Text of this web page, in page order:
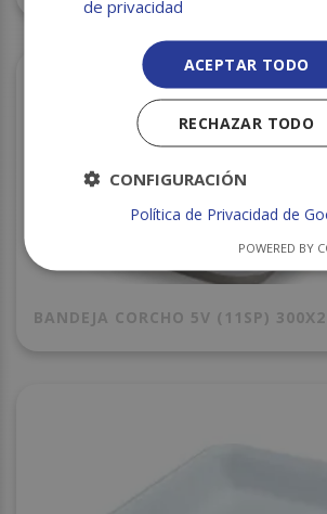
BANDEJA CORCHO 5V (11SP)
de privacidad
ACEPTAR TODO
RECHAZAR TODO
CONFIGURACIÓN
Política de Privacidad de
POWERED BY